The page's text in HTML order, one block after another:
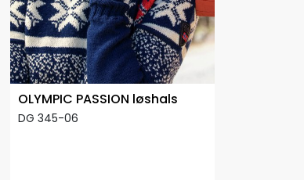
OLYMPIC PASSION løshals
DG 345-06